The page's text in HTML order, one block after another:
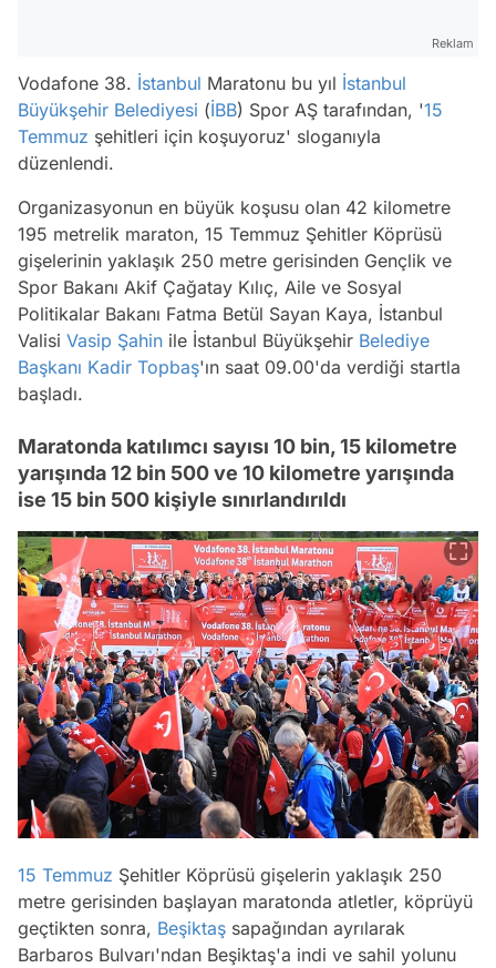
Reklam
Vodafone 38. İstanbul Maratonu bu yıl İstanbul
Büyükşehir Belediyesi (İBB) Spor AŞ tarafından, '15
Temmuz şehitleri için koşuyoruz' sloganıyla
düzenlendi.
Organizasyonun en büyük koşusu olan 42 kilometre
195 metrelik maraton, 15 Temmuz Şehitler Köprüsü
gişelerinin yaklaşık 250 metre gerisinden Gençlik ve
Spor Bakanı Akif Çağatay Kılıç, Aile ve Sosyal
Politikalar Bakanı Fatma Betül Sayan Kaya, İstanbul
Valisi Vasip Şahin ile İstanbul Büyükşehir Belediye
Başkanı Kadir Topbaş'ın saat 09.00'da verdiği startla
başladı.
Maratonda katılımcı sayısı 10 bin, 15 kilometre
yarışında 12 bin 500 ve 10 kilometre yarışında
ise 15 bin 500 kişiyle sınırlandırıldı
15 Temmuz Şehitler Köprüsü gişelerin yaklaşık 250
metre gerisinden başlayan maratonda atletler, köprüyü
geçtikten sonra, Beşiktaş sapağından ayrılarak
Barbaros Bulvarı'ndan Beşiktaş'a indi ve sahil yolunu